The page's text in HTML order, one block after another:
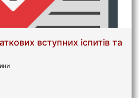
вступних іспитів та